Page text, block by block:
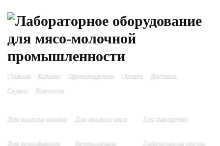
Главная Каталог Производители Оплата
Доставка
Сервис
Контакты
Для анализа молока Для анализа мяса Для сыроделия
Для дезинфекции
Ветеринарное
Лабораторная посуда